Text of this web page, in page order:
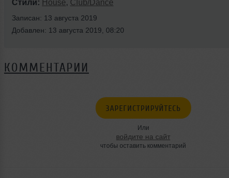
Стили: House, Club/Dance
Записан: 13 августа 2019
Добавлен: 13 августа 2019, 08:20
КОММЕНТАРИИ
ЗАРЕГИСТРИРУЙТЕСЬ
Или
войдите на сайт
чтобы оставить комментарий